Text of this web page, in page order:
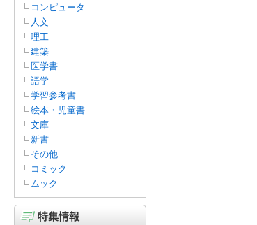
コンピュータ
人文
理工
建築
医学書
語学
学習参考書
絵本・児童書
文庫
新書
その他
コミック
ムック
特集情報